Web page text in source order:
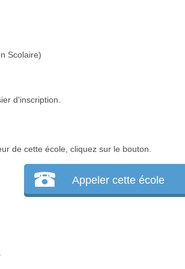
Scolaire)
d'inscription.
de cette école, cliquez sur le bouton.
Appeler cette école